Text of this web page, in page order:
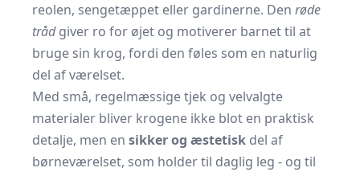
reolen, sengetæppet eller gardinerne. Den røde
trådgiver ro for øjet og motiverer barnet til at
bruge sin krog, fordi den føles som en naturlig
del af værelset.
Med små, regelmæssige tjek og velvalgte
materialer bliver krogene ikke blot en praktisk
detalje, men en sikker og æstetisk del af
børneværelset, som holder til daglig leg - og til